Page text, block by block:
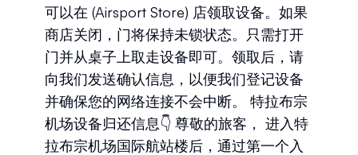
可以在 (Airsport Store) 店领取设备。如果
商店关闭，门将保持未锁状态。只需打开
门并从桌子上取走设备即可。领取后，请
向我们发送确认信息，以便我们登记设备
并确保您的网络连接不会中断。 特拉布宗
机场设备归还信息👇 尊敬的旅客， 进入特
拉布宗机场国际航站楼后，通过第一个入